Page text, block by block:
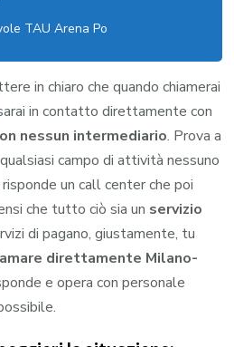
TAU Arena Po
in chiaro che quando chiamerai
in contatto direttamente con
nessun intermediario. Prova a
campo di attività nessuno
un call center che poi
che tutto ciò sia un servizio
di pagano, giustamente, tu
direttamente Milano-
e opera con personale